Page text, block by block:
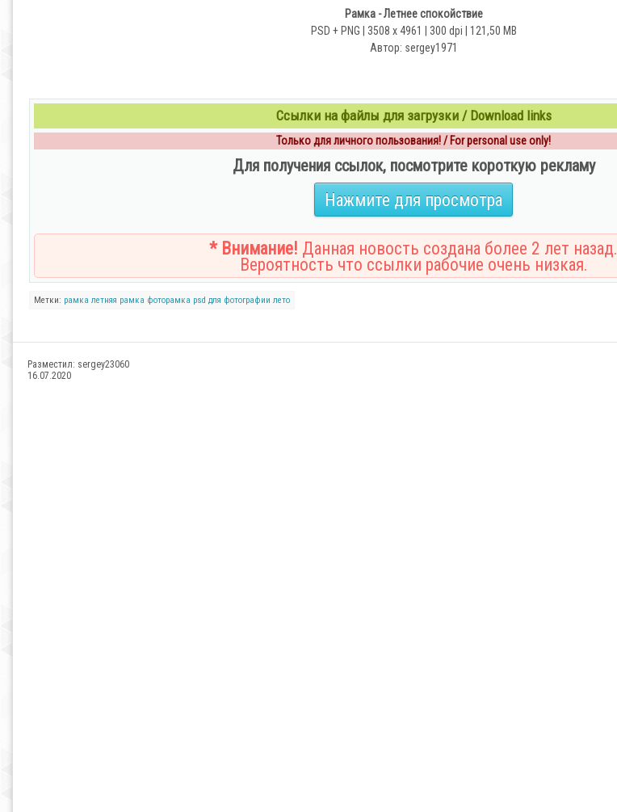
Рамка - Летнее спокойствие
PSD + PNG | 3508 x 4961 | 300 dpi | 121,50 MB
Автор: sergey1971
Ссылки на файлы для загрузки / Download links
Только для личного пользования! / For personal use only!
Для получения ссылок, посмотрите короткую рекламу
Нажмите для просмотра
* Внимание! Данная новость создана более 2 лет назад.
Вероятность что ссылки рабочие очень низкая.
Метки: рамка летняя рамка фоторамка psd для фотографии лето
Разместил: sergey23060
16.07.2020